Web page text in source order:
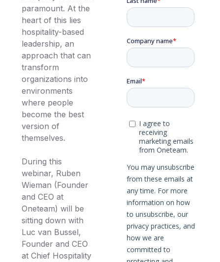
paramount. At the
heart of this lies
hospitality-based
leadership, an
approach that can
transform
organizations into
environments
where people
become the best
version of
themselves.
During this
webinar, Ruben
Wieman (Founder
and CEO at
Oneteam) will be
sitting down with
Luc van Bussel,
Founder and CEO
at Chief Hospitality